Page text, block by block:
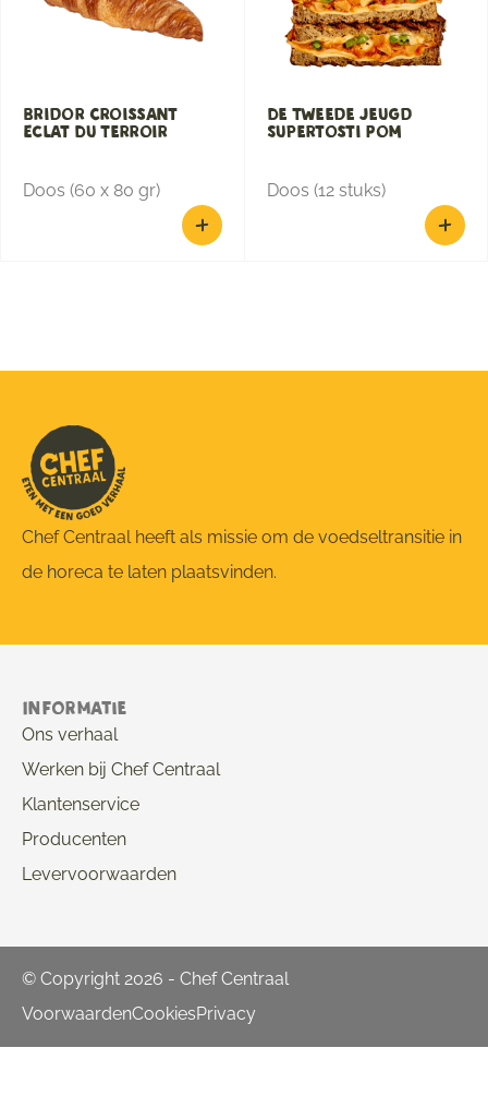
Bridor Croissant
Eclat Du Terroir
Doos (60 x 80 gr)
De Tweede Jeugd
Supertosti Pom
Doos (12 stuks)
Chef Centraal heeft als missie om de voedseltransitie in
de horeca te laten plaatsvinden.
Informatie
Ons verhaal
Werken bij Chef Centraal
Klantenservice
Producenten
Levervoorwaarden
© Copyright 2026 - Chef Centraal
VoorwaardenCookiesPrivacy